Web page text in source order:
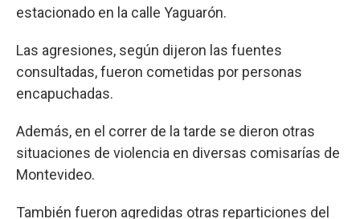
estacionado en la calle Yaguarón.
Las agresiones, según dijeron las fuentes
consultadas, fueron cometidas por personas
encapuchadas.
Además, en el correr de la tarde se dieron otras
situaciones de violencia en diversas comisarías de
Montevideo.
También fueron agredidas otras reparticiones del